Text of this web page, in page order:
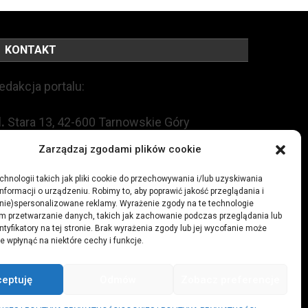
Zarządzaj zgodami plików cookie
takich jak pliki cookie do przechowywania i/lub uzyskiwania
o urządzeniu. Robimy to, aby poprawić jakość przeglądania i
reklamy. Wyrażenie zgody na te technologie
przetwarzanie danych, takich jak zachowanie podczas przeglądania lub
na tej stronie. Brak wyrażenia zgody lub jej wycofanie może
wpłynąć na niektóre cechy i funkcje.
KONTAKT
portalu:
Stara 13, 42-600 Tarnowskie Góry
+48 509 547 822
redakcja@czytamiwiem.pl
biuro@czytamiwiem.pl